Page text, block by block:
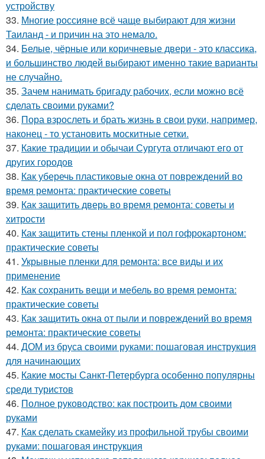
устройству
33. Многие россияне всё чаще выбирают для жизни
Таиланд - и причин на это немало.
34. Белые, чёрные или коричневые двери - это классика,
и большинство людей выбирают именно такие варианты
не случайно.
35. Зачем нанимать бригаду рабочих, если можно всё
сделать своими руками?
36. Пора взрослеть и брать жизнь в свои руки, например,
наконец - то установить москитные сетки.
37. Какие традиции и обычаи Сургута отличают его от
других городов
38. Как уберечь пластиковые окна от повреждений во
время ремонта: практические советы
39. Как защитить дверь во время ремонта: советы и
хитрости
40. Как защитить стены пленкой и пол гофрокартоном:
практические советы
41. Укрывные пленки для ремонта: все виды и их
применение
42. Как сохранить вещи и мебель во время ремонта:
практические советы
43. Как защитить окна от пыли и повреждений во время
ремонта: практические советы
44. ДОМ из бруса своими руками: пошаговая инструкция
для начинающих
45. Какие мосты Санкт-Петербурга особенно популярны
среди туристов
46. Полное руководство: как построить дом своими
руками
47. Как сделать скамейку из профильной трубы своими
руками: пошаговая инструкция